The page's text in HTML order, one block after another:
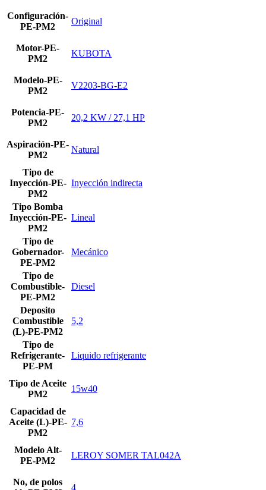
Configuración-
PE-PM2
Original
Motor-PE-
PM2
KUBOTA
Modelo-PE-
PM2
V2203-BG-E2
Potencia-PE-
PM2
20,2 KW / 27,1 HP
Aspiración-PE-
PM2
Natural
Tipo de
Inyección-PE-
PM2
Inyección indirecta
Tipo Bomba
Inyección-PE-
PM2
Lineal
Tipo de
Gobernador-
PE-PM2
Mecánico
Tipo de
Combustible-
PE-PM2
Diesel
Deposito
Combustible
(L)-PE-PM2
5,2
Tipo de
Refrigerante-
PE-PM
Liquido refrigerante
Tipo de Aceite
PM2
15w40
Capacidad de
Aceite (L)-PE-
PM2
7,6
Modelo Alt-
PE-PM2
LEROY SOMER TAL042A
No, de polos
4